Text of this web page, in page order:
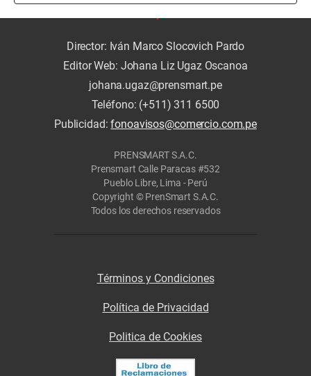
Director: Iván Marco Slocovich Pardo
Editor Web: Johana Liz Ugaz Oscanoa
johana.ugaz@prensmart.pe
Teléfono: (+511) 311 6500
Publicidad:fonoavisos@comercio.com.pe
PRENSMART S.A.C.
Prensmart Calle Paracas #532
Pueblo Libre, Lima - Perú
Copyright © PrenSmart S.A.C.
Todos los derechos reservados
Términos y Condiciones
Política de Privacidad
Politica de Cookies